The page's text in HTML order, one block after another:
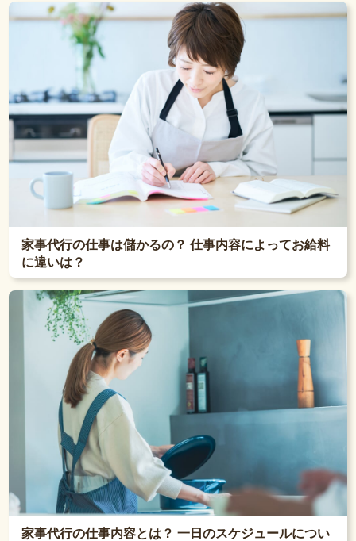
家事代行の仕事は儲かるの？ 仕事内容によってお給料
に違いは？
家事代行の仕事内容とは？ 一日のスケジュールについ